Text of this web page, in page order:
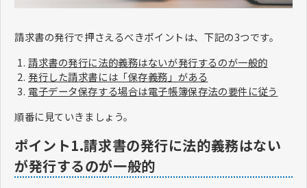
請求書の発行で押さえるべきポイントは、下記の3つです。
請求書の発行に法的義務はないが発行するのが一般的
発行した請求書には「保存義務」がある
電子データ保存する場合は電子帳簿保存法の要件に従う
順番に見ていきましょう。
ポイント1.請求書の発行に法的義務はない
が発行するのが一般的